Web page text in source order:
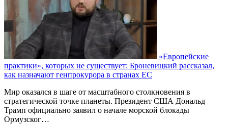
«Европейские
практики», которых не существует: Броневицкий рассказал,
как назначают генпрокурора в странах ЕС
Мир оказался в шаге от масштабного столкновения в
стратегической точке планеты. Президент США Дональд
Трамп официально заявил о начале морской блокады
Ормузског…